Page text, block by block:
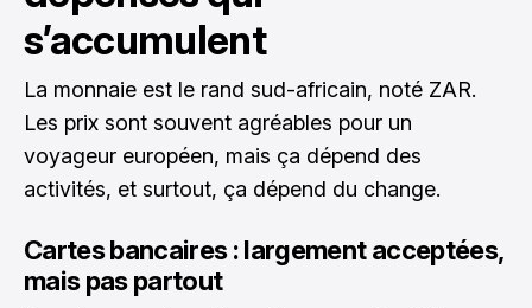
s’accumulent
La monnaie est le rand sud-africain, noté ZAR.
Les prix sont souvent agréables pour un
voyageur européen, mais ça dépend des
activités, et surtout, ça dépend du change.
Cartes bancaires : largement acceptées,
mais pas partout